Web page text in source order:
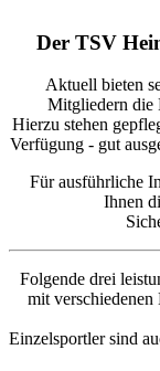
Der TSV
Aktuell bieten
Mitgliedern die
Hierzu stehen
Verfügung - gut
Für ausführliche
Ihnen
Folgende drei
mit
Einzelsportler sind